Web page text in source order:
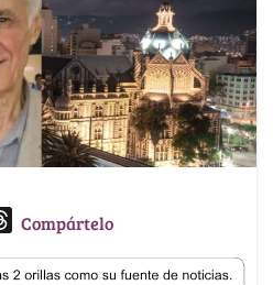
T
r
Compártelo